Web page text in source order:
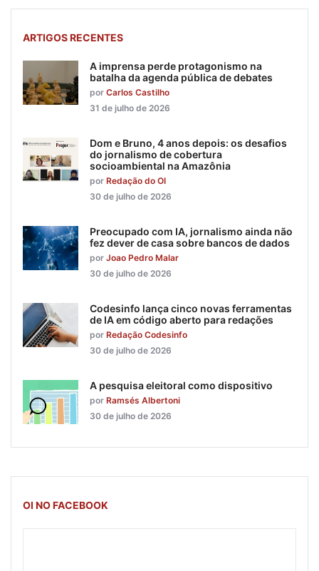
ARTIGOS RECENTES
A imprensa perde protagonismo na
batalha da agenda pública de debates
por Carlos Castilho
31 de julho de 2026
Dom e Bruno, 4 anos depois: os desafios
do jornalismo de cobertura
socioambiental na Amazônia
por Redação do OI
30 de julho de 2026
Preocupado com IA, jornalismo ainda não
fez dever de casa sobre bancos de dados
por Joao Pedro Malar
30 de julho de 2026
Codesinfo lança cinco novas ferramentas
de IA em código aberto para redações
por Redação Codesinfo
30 de julho de 2026
A pesquisa eleitoral como dispositivo
por Ramsés Albertoni
30 de julho de 2026
OI NO FACEBOOK